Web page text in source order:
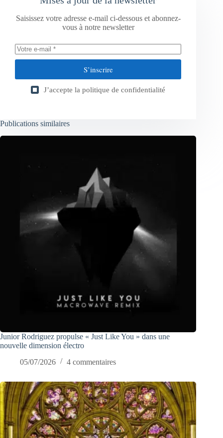
Saisissez votre adresse e-mail ci-dessous et abonnez-
vous à notre newsletter
S’inscrire
J’accepte la politique de confidentialité
Publications similaires
Junior Rodriguez propulse « Just Like You » dans une
nouvelle dimension électro
05/07/2026
4 commentaires